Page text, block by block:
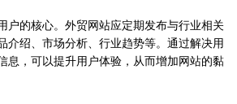
户的核心。外贸网站应定期发布与行业相关
介绍、市场分析、行业趋势等。通过解决用
息，可以提升用户体验，从而增加网站的黏